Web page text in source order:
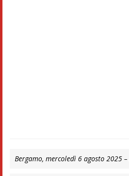
Bergamo, mercoledì 6 agosto 2025 –